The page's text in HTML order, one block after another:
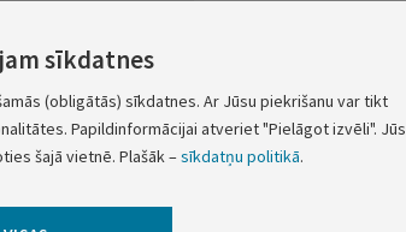
OP 2014/228.14
sīkdatnes
(obligātās) sīkdatnes. Ar Jūsu piekrišanu var tikt
Papildinformācijai atveriet "Pielāgot izvēli". Jūs
šajā vietnē. Plašāk –sīkdatņu politikā.